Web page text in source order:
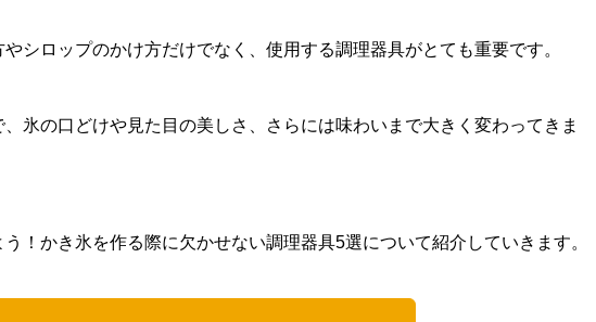
シロップのかけ方だけでなく、使用する調理器具がとても重要です。
氷の口どけや見た目の美しさ、さらには味わいまで大きく変わってきま
！かき氷を作る際に欠かせない調理器具5選について紹介していきます。